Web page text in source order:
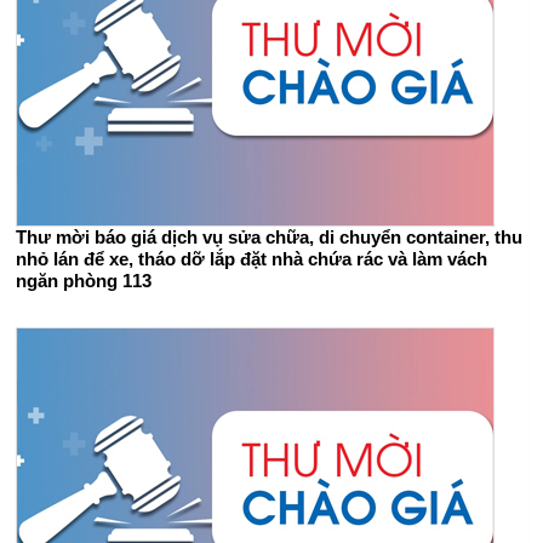
Thư mời báo giá dịch vụ sửa chữa, di chuyển container, thu
nhỏ lán để xe, tháo dỡ lắp đặt nhà chứa rác và làm vách
ngăn phòng 113